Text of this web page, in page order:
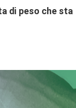
di peso che sta